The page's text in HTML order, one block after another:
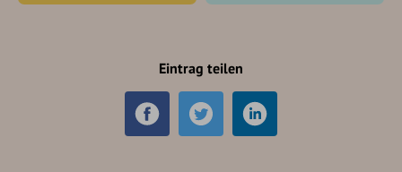
Eintrag teilen